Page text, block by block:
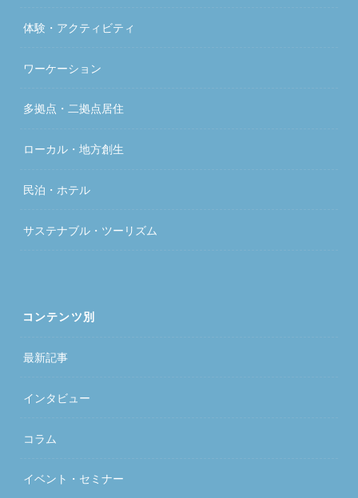
体験・アクティビティ
ワーケーション
多拠点・二拠点居住
ローカル・地方創生
民泊・ホテル
サステナブル・ツーリズム
コンテンツ別
最新記事
インタビュー
コラム
イベント・セミナー